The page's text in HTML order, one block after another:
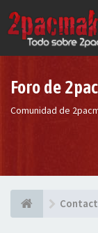
Foro de
Comunidad de